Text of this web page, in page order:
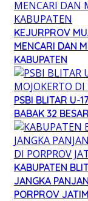
KEJURPROV
MENCARI DAN
KABUPATEN
PSBI BLITAR U-
BABAK 32
KABUPATEN
JANGKA
PORPROV